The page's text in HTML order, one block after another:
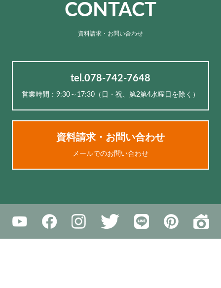
CONTACT
資料請求・お問い合わせ
tel.078-742-7648
営業時間：9:30～17:30（⽇・祝、第2第4水曜日を除く）
資料請求・お問い合わせ
メールでのお問い合わせ